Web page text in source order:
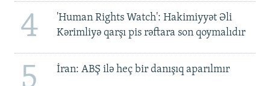
4
'Human Rights Watch': Hakimiyyət Əli
Kərimliyə qarşı pis rəftara son qoymalıdır
İran: ABŞ ilə heç bir danışıq aparılmır